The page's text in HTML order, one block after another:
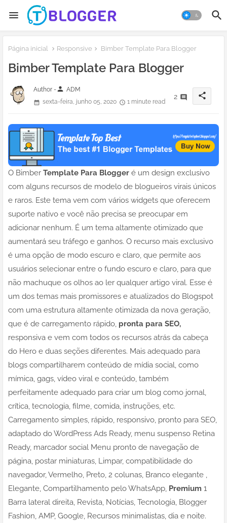
Página inicial Responsive Bimber Template Para Blogger
Bimber Template Para Blogger
Author -person ADM
sexta-feira, junho 05, 2020
1 minute read
2 share
O Bimber Template Para Blogger é um design exclusivo
com alguns recursos de modelo de blogueiros virais únicos
e raros. Este tema vem com vários widgets que oferecem
suporte nativo e você não precisa se preocupar em
adicionar nenhum. É um tema altamente otimizado que
aumentará seu tráfego e ganhos. O recurso mais exclusivo
é uma opção de modo escuro e claro, que permite aos
usuários selecionar entre o fundo escuro e claro, para que
não machuque os olhos ao ler qualquer artigo viral. Esse é
um dos temas mais promissores e atualizados do Blogspot
com uma estrutura altamente otimizada da nova geração,
que é de carregamento rápido, pronta para SEO,
responsiva e vem com todos os recursos atrás da cabeça
do Hero e duas seções diferentes. Mais adequado para
blogs compartilharem conteúdo de mídia social, como
mímica, gags, vídeo viral e conteúdo, também
perfeitamente adequado para criar um blog como jornal,
crítica, tecnologia, filme, comida, instruções, etc.
Carregamento simples, rápido, responsivo, pronto para SEO,
adaptado do WordPress Ads Ready, menu suspenso Retina
Ready, marcador social Menu pronto de navegação de
página, postar miniaturas, Limpar, compatibilidade do
navegador, Vermelho, Preto, 2 colunas, Branco elegante ,
Elegante, Compartilhamento pelo WhatsApp, Premium 1
Barra lateral direita, Revista, Notícias, Tecnologia, Blogger
Fashion, AMP, Google, Recursos minimalistas, dia e noite.